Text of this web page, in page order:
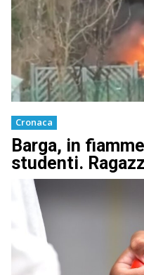
Cronaca
Barga, in
studenti.